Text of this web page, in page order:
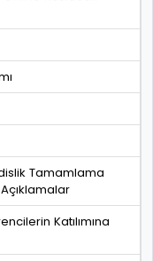
Tamamlama
Katılımına